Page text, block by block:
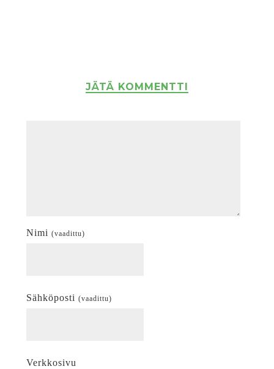
JÄTÄ KOMMENTTI
Nimi (vaadittu)
Sähköposti (vaadittu)
Verkkosivu